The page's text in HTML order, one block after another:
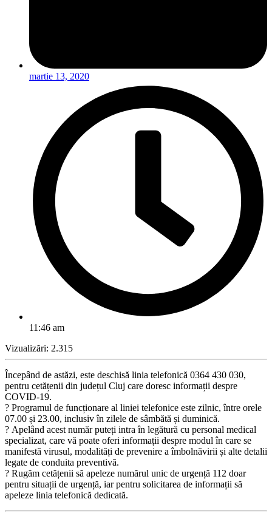
martie 13, 2020
11:46 am
Vizualizări: 2.315
Începând de astăzi, este deschisă linia telefonică 0364 430 030,
pentru cetățenii din județul Cluj care doresc informații despre
COVID-19.
? Programul de funcționare al liniei telefonice este zilnic, între orele
07.00 și 23.00, inclusiv în zilele de sâmbătă și duminică.
? Apelând acest număr puteți intra în legătură cu personal medical
specializat, care vă poate oferi informații despre modul în care se
manifestă virusul, modalități de prevenire a îmbolnăvirii și alte detalii
legate de conduita preventivă.
? Rugăm cetățenii să apeleze numărul unic de urgență 112 doar
pentru situații de urgență, iar pentru solicitarea de informații să
apeleze linia telefonică dedicată.